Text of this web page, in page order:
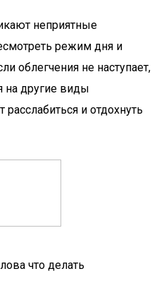
неприятные
режим дня и
облегчения не наступает,
на другие виды
и отдохнуть
что делать